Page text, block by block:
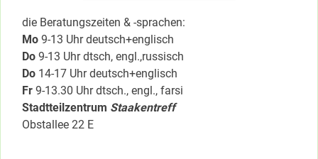
die Beratungszeiten & -sprachen:
Mo 9-13 Uhr deutsch+englisch
Do 9-13 Uhr dtsch, engl.,russisch
Do 14-17 Uhr deutsch+englisch
Fr 9-13.30 Uhr dtsch., engl., farsi
Stadtteilzentrum Staakentreff
Obstallee 22 E